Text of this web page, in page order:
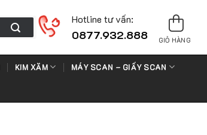
Hotline tư vấn:
0877.932.888 GIỎ HÀNG
KIM XĂM MÁY SCAN – GIẤY SCAN